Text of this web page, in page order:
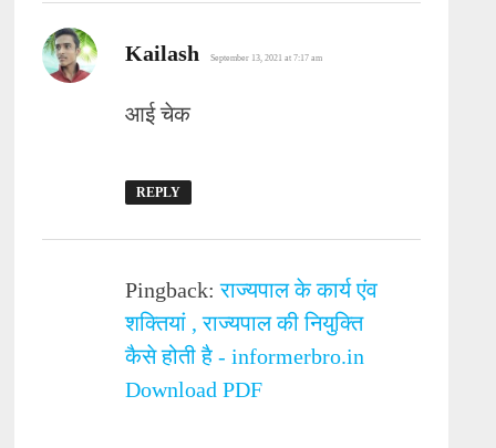
Kailash September 13, 2021 at 7:17 am
आई चेक
REPLY
Pingback:राज्यपाल के कार्य एंव
शक्तियां , राज्यपाल की नियुक्ति
कैसे होती है - informerbro.in
Download PDF